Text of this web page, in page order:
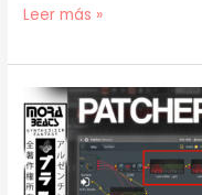
[
]
Cómo
Hacer
BEATS
EMOCIONALES
Leer más »